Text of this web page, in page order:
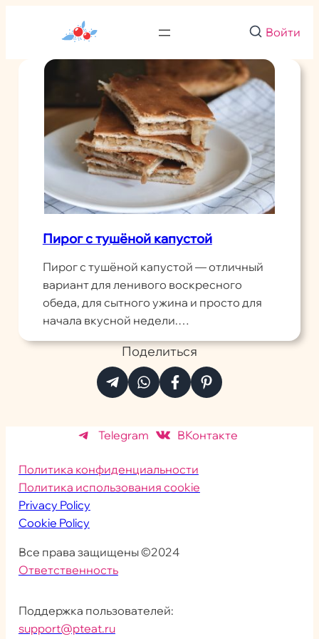
Войти
Пирог с тушёной капустой
Пирог с тушёной капустой — отличный
вариант для ленивого воскресного
обеда, для сытного ужина и просто для
начала вкусной недели.…
Поделиться
Telegram ВКонтакте
Политика конфиденциальности
Политика использования cookie
Privacy Policy
Cookie Policy
Все права защищены ©2024
Ответственность
Поддержка пользователей:
support@pteat.ru